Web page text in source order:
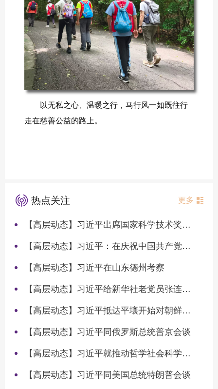
以无私之心、温暖之行，马行风一如既往行
走在慈善公益的路上。
热点关注 更多
【高层动态】习近平出席国家科学技术奖励大会两院院士大会中国科协第十一次全国代表大会并发表重要讲话
【高层动态】习近平：在庆祝中国共产党成立105周年大会上的讲话
【高层动态】习近平在山东德州考察
【高层动态】习近平给新华社老党员张连生回信强调 传承红色基因 在新征程上书写优异答卷
【高层动态】习近平抵达平壤开始对朝鲜进行国事访问
【高层动态】习近平同俄罗斯总统普京会谈
【高层动态】习近平就推动哲学社会科学高质量发展作出重要指示
【高层动态】习近平同美国总统特朗普会谈